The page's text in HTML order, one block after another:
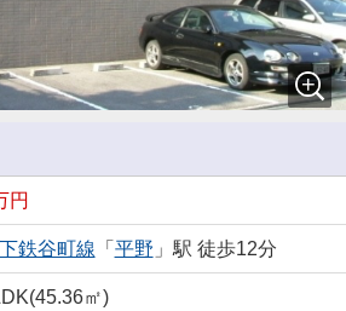
円
鉄谷町線 「 平野 」駅 徒歩12分
㎡)